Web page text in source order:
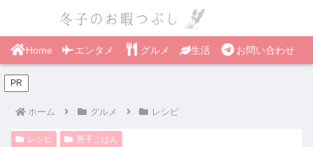
Home エンタメ グルメ 生活 お問い合わせ
PR
ホーム グルメ レシピ
レシピ 男子ごはん